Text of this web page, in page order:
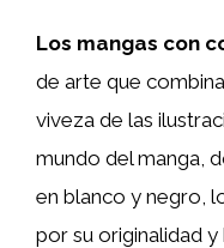
Los mangas con
de arte que
viveza de las
mundo del manga,
en blanco y negro,
por su originalidad